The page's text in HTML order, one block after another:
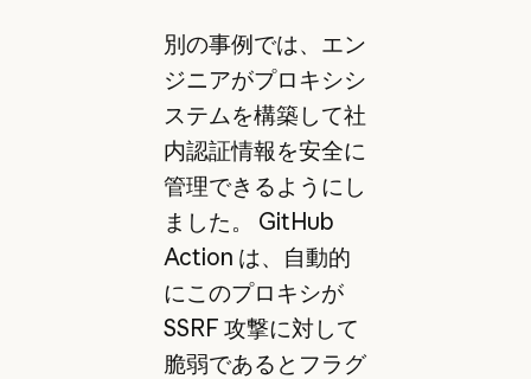
別の事例では、エン
ジニアがプロキシシ
ステムを構築して社
内認証情報を安全に
管理できるようにし
ました。 GitHub
Action は、自動的
にこのプロキシが
SSRF 攻撃に対して
脆弱であるとフラグ